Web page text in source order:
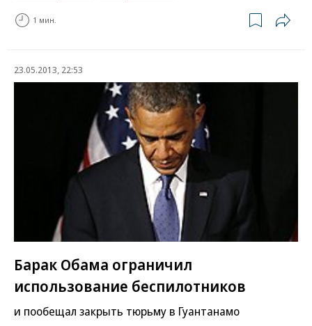
1 мин.
23.05.2013, 22:53
Барак Обама ограничил
использование беспилотников
и пообещал закрыть тюрьму в Гуантанамо